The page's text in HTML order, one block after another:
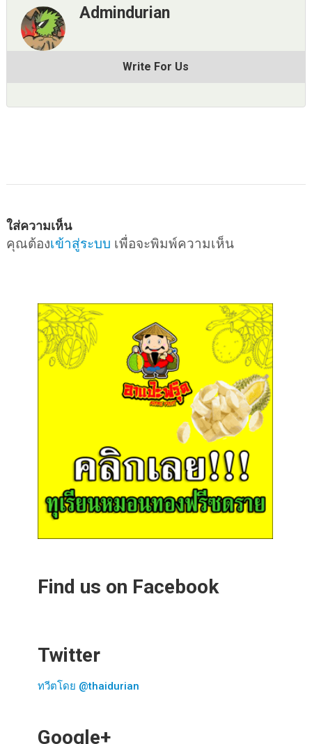
Admindurian
Write For Us
ใส่ความเห็น
คุณต้องเข้าสู่ระบบ เพื่อจะพิมพ์ความเห็น
Find us on Facebook
Twitter
ทวีตโดย @thaidurian
Google+